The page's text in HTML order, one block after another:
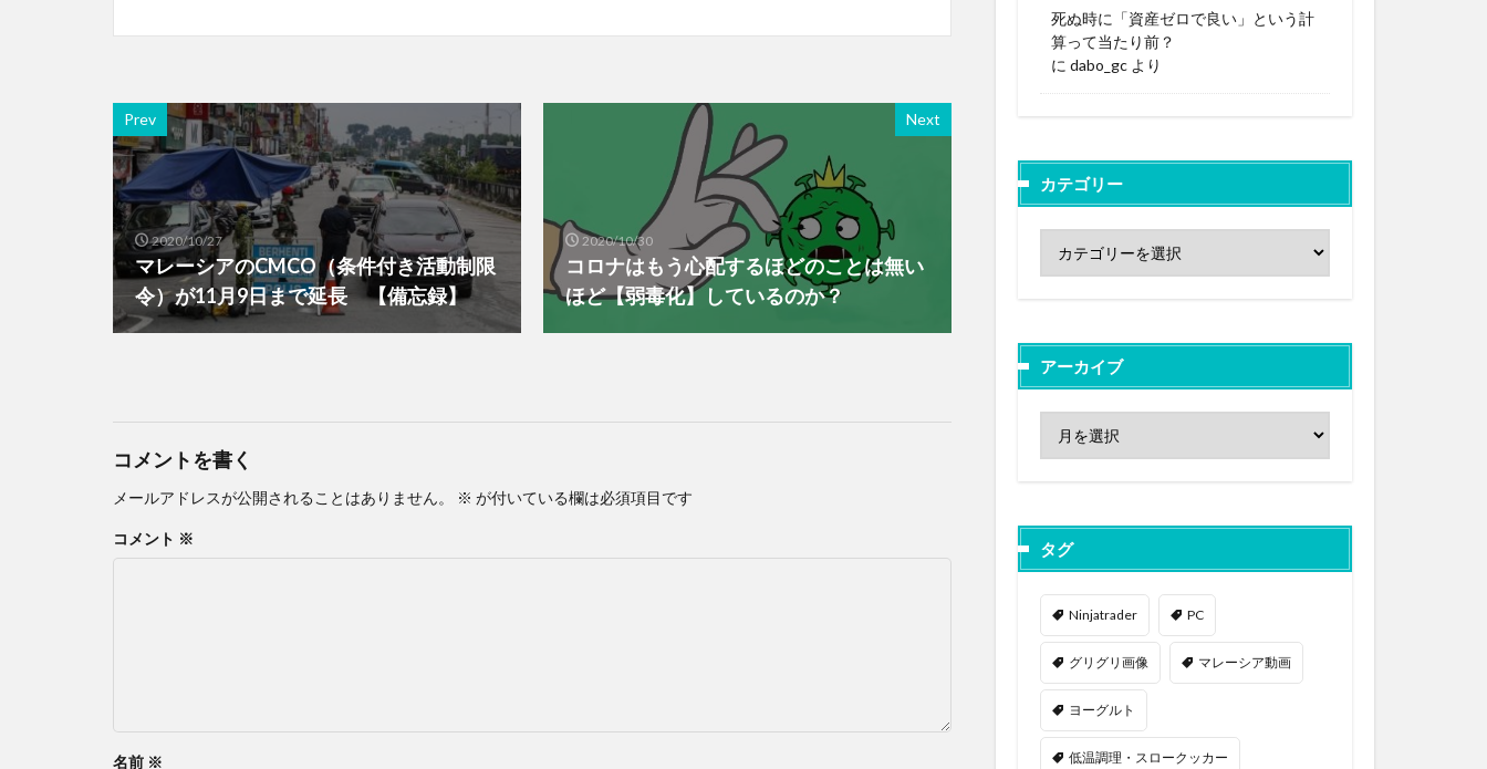
Prev
2020/10/27
マレーシアのCMCO（条件付き活動制限
令）が11月9日まで延長 【備忘録】
Next
2020/10/30
コロナはもう心配するほどのことは無い
ほど【弱毒化】しているのか？
コメントを書く
メールアドレスが公開されることはありません。 ※ が付いている欄は必須項目です
コメント ※
名前 ※
死ぬ時に「資産ゼロで良い」という計
算って当たり前？
に dabo_gc より
カテゴリー
アーカイブ
タグ
Ninjatrader PC
グリグリ画像 マレーシア動画
ヨーグルト
低温調理・スロークッカー